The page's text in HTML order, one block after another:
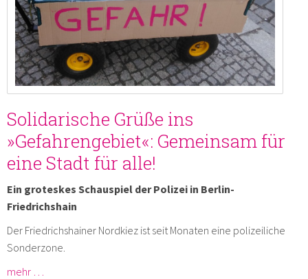
Solidarische Grüße ins
»Gefahrengebiet«: Gemeinsam für
eine Stadt für alle!
Ein groteskes Schauspiel der Polizei in Berlin-
Friedrichshain
Der Friedrichshainer Nordkiez ist seit Monaten eine polizeiliche
Sonderzone.
mehr …